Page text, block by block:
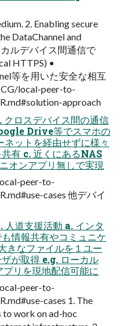
2. Enabling secure
DataChannel and
ルデバイス間通信で
HTTPS) •
等を用いた安全な相互
local-peer-to-
approach
クロスデバイス間の通信
Drive等でスマホの
ットを経由せずに様々
有 c. 近くにあるNAS
オンアプリ無しで実現
peer-to-
cases 他デバイ
人道支援活動 a. インタ
情報共有やコミュニケ
きなファイルを１ユー
が取得 e.g. ローカル
リを現地配信可能に
peer-to-
cases 1. The
work on ad-hoc